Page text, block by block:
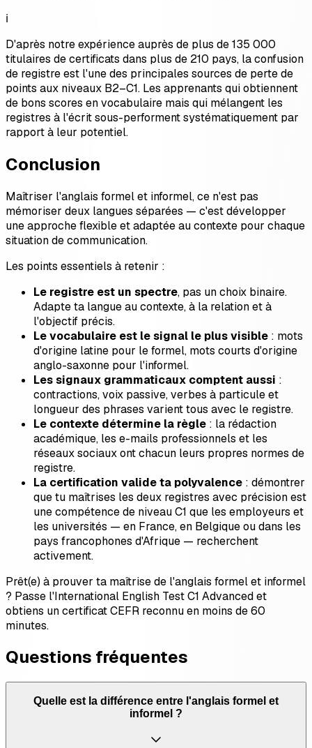
ℹ️
D'après notre expérience auprès de plus de 135 000
titulaires de certificats dans plus de 210 pays, la confusion
de registre est l'une des principales sources de perte de
points aux niveaux B2–C1. Les apprenants qui obtiennent
de bons scores en vocabulaire mais qui mélangent les
registres à l'écrit sous-performent systématiquement par
rapport à leur potentiel.
Conclusion
Maîtriser l'anglais formel et informel, ce n'est pas
mémoriser deux langues séparées — c'est développer
une approche flexible et adaptée au contexte pour chaque
situation de communication.
Les points essentiels à retenir :
Le registre est un spectre, pas un choix binaire.
Adapte ta langue au contexte, à la relation et à
l'objectif précis.
Le vocabulaire est le signal le plus visible : mots
d'origine latine pour le formel, mots courts d'origine
anglo-saxonne pour l'informel.
Les signaux grammaticaux comptent aussi :
contractions, voix passive, verbes à particule et
longueur des phrases varient tous avec le registre.
Le contexte détermine la règle : la rédaction
académique, les e-mails professionnels et les
réseaux sociaux ont chacun leurs propres normes de
registre.
La certification valide ta polyvalence : démontrer
que tu maîtrises les deux registres avec précision est
une compétence de niveau C1 que les employeurs et
les universités — en France, en Belgique ou dans les
pays francophones d'Afrique — recherchent
activement.
Prêt(e) à prouver ta maîtrise de l'anglais formel et informel
? Passe l'International English Test C1 Advanced et
obtiens un certificat CEFR reconnu en moins de 60
minutes.
Questions fréquentes
Quelle est la différence entre l'anglais formel et
informel ?